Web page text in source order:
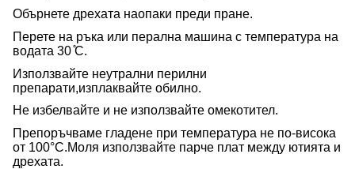
Обърнете дрехата наопаки преди пране.
Перете на ръка или перална машина с температура на
водата 30 ̊С.
Използвайте неутрални перилни
препарати,изплаквайте обилно.
Не избелвайте и не използвайте омекотител.
Препоръчваме гладене при температура не по-висока
от 100°C.Моля използвайте парче плат между ютията и
дрехата.